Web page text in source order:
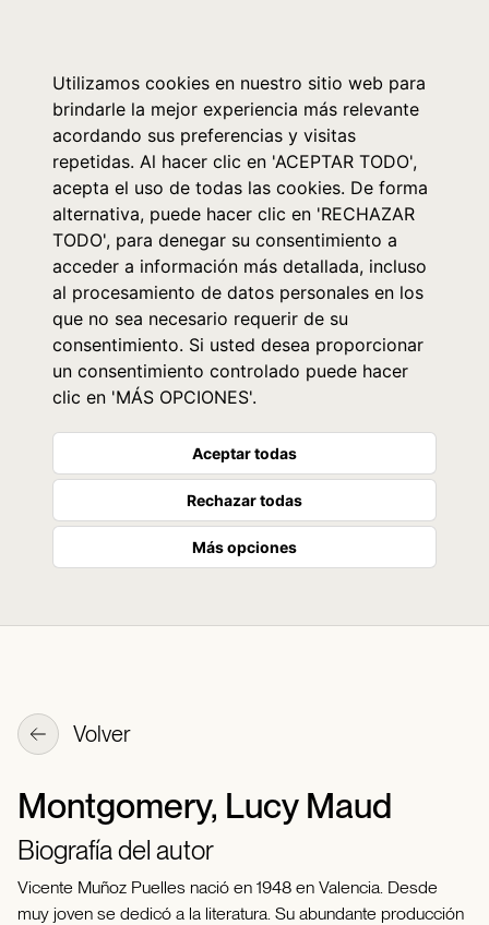
Utilizamos cookies en nuestro sitio web para
brindarle la mejor experiencia más relevante
acordando sus preferencias y visitas
repetidas. Al hacer clic en 'ACEPTAR TODO',
acepta el uso de todas las cookies. De forma
alternativa, puede hacer clic en 'RECHAZAR
TODO', para denegar su consentimiento a
acceder a información más detallada, incluso
al procesamiento de datos personales en los
que no sea necesario requerir de su
consentimiento. Si usted desea proporcionar
un consentimiento controlado puede hacer
clic en 'MÁS OPCIONES'.
Aceptar todas
Rechazar todas
Más opciones
Volver
Montgomery, Lucy Maud
Biografía del autor
Vicente Muñoz Puelles nació en 1948 en Valencia. Desde
muy joven se dedicó a la literatura. Su abundante producción